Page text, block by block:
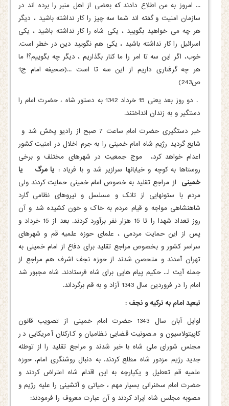
... امروز به من اطلاع دادند که بعضی از اهل منبر را برده اند در
سازمان امنیت و گفته اند شما سه چیز را کار نداشته باشید ، دیگر
هر چه می خواهید بگویید ، یکی شاه را کار نداشته باشید ، یکی
اسرائیل را کار نداشته باشید ، یکی هم نگویید دین در خطر است.
خوب، اگر این سه تا امر را ما کنار بگذاریم ، دیگر چه بگوییم؟! ما
هر چه گرفتاری داریم از این سه تا است ...(صحیفه امام ج1
ص243)
. دو روز بعد یعنی 15 خرداد 1342 به دستور شاه ، حضرت امام را
دستگیر و به زندان انداختند.
خبر دستگیری حضرت امام ساعت 7 صبح از رادیو پخش شد و
شایع گردید رژیم شاه امام خمینی را به جرم اخلال در امنیت کشور
اعدام خواهد کرد، موج جمعیت در شهرهای مختلف و برخی
روستاها به کوچه و خیابانها سرازیر شد و با فریاد : یا مرگ یا
خمینی از مراجع تقلید به خصوص امام خمینی حمایت کردند ولی
مردم با ستونهایی از تانک و مسلسل و نیروهای نظامی گارد
شاهنشاهی مواجه و قیام مردم به خاک و خون کشیده شد و آن
روز تعداد شهدا را تا 15 هزار نفر برآورد کردند. بعد از 15 خرداد و
پس از این حمایت مردمی ، علمای حوزه علمیه قم و شهرهای
سراسر کشور و بخصوص مراجع تقلید برای دفاع از امام خمینی به
تهران آمدند و متحصن شدند از حوزه نجف اشرف هم مراجع از
جمله آیت ا... حکیم پیام هایی برای شاه فرستادند. شاه مجبور شد
امام را در فروردین سال 1343 آزاد و به قم برگرداند.
تبعید امام به ترکیه و نجف :
اوایل آبان سال 1343 حضرت امام خمینی از تصویب قانون
کاپیتولاسیون و مصونیت قضایی نظامیان و کارکنان آمریکایی در
مجلس شورای ملی شاه با خبر شدند و مراجع تقلید را از توطئه
جدید رژیم مزدور شاه مطلع کردند. به دنبال روشنگری امام، حوزه
علمیه قم تعطیل و یکپارچه به این اقدام شاه اعتراض کردند و
حضرت امام سخنرانی بسیار مهم ، حیاتی و آتشینی را علیه رژیم و
مصوبه مجلس شاه ایراد کردند و آن عبارت معروف را فرمودند: